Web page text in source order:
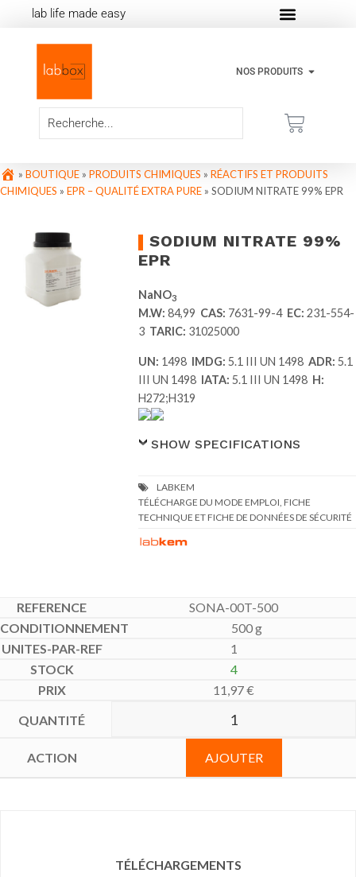
lab life made easy
NOS PRODUITS
» BOUTIQUE » PRODUITS CHIMIQUES » RÉACTIFS ET PRODUITS
CHIMIQUES » EPR – QUALITÉ EXTRA PURE » SODIUM NITRATE 99% EPR
SODIUM NITRATE 99%
EPR
NaNO3
M.W:84,99 CAS: 7631-99-4 EC:231-554-
3 TARIC: 31025000
UN: 1498 IMDG:5.1 III UN 1498ADR:5.1
III UN 1498 IATA:5.1 III UN 1498 H:
H272;H319
SHOW SPECIFICATIONS
TÉLÉCHARGE DU MODE EMPLOI, FICHE
TECHNIQUE ET FICHE DE DONNÉES DE SÉCURITÉ
SONA-00T-500
500 g
1
4
11,97€
AJOUTER
TÉLÉCHARGEMENTS